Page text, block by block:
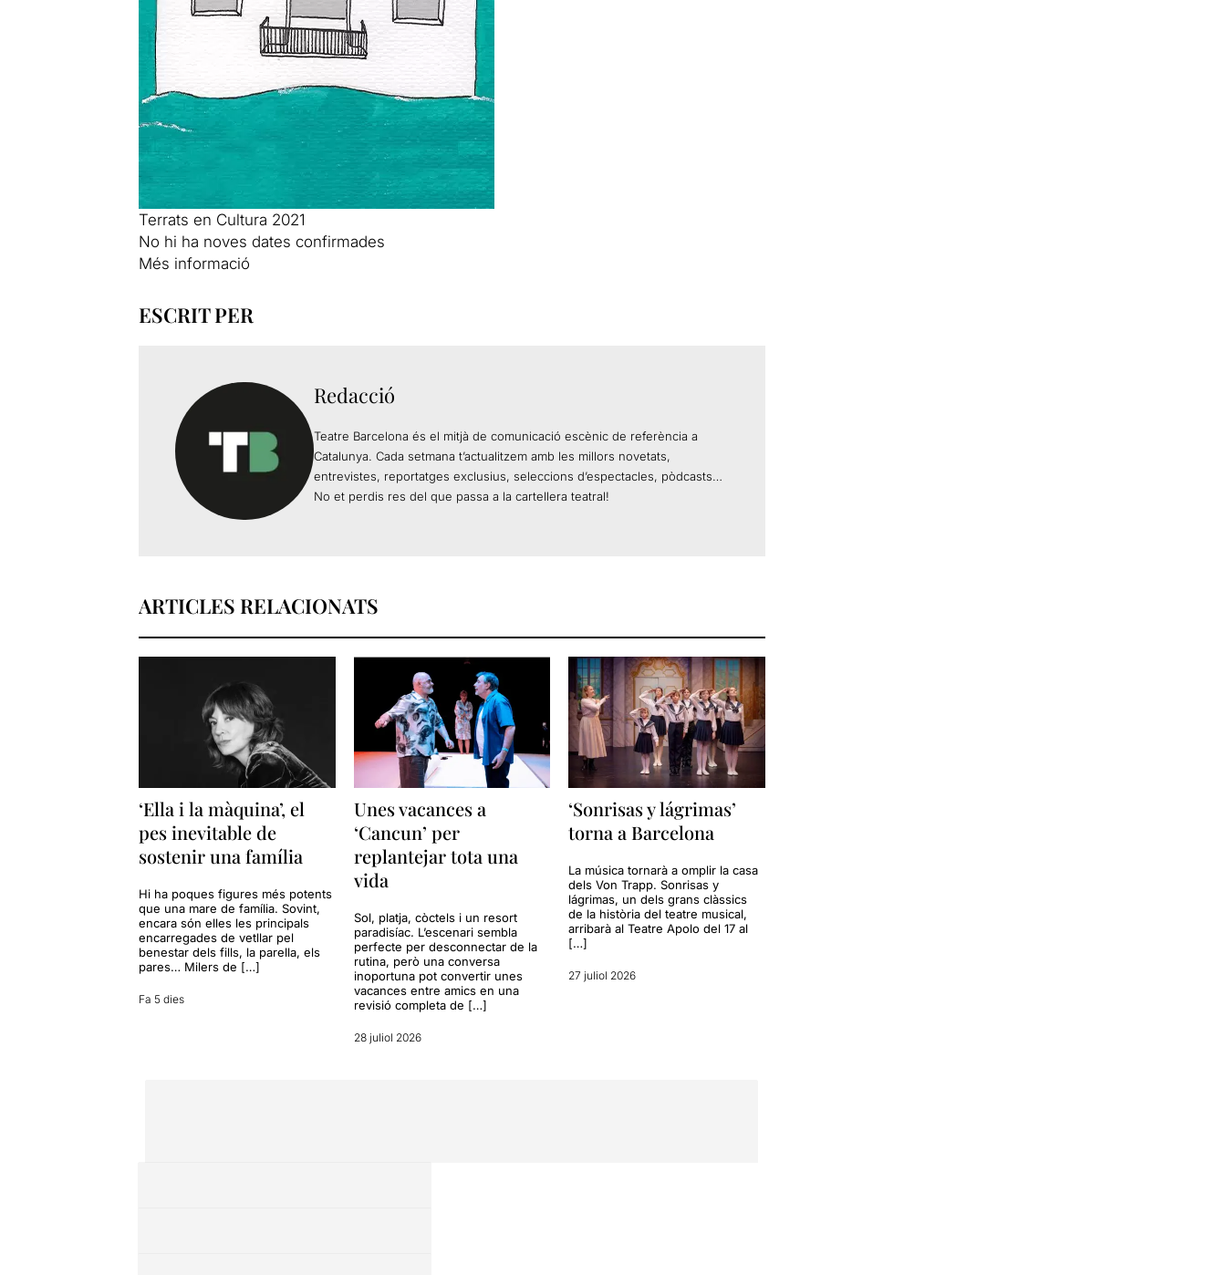
Terrats en Cultura 2021
No hi ha noves dates confirmades
Més informació
ESCRIT PER
Redacció
Teatre Barcelona és el mitjà de comunicació escènic de referència a
Catalunya. Cada setmana t’actualitzem amb les millors novetats,
entrevistes, reportatges exclusius, seleccions d’espectacles, pòdcasts…
No et perdis res del que passa a la cartellera teatral!
ARTICLES RELACIONATS
‘Ella i la màquina’, el
pes inevitable de
sostenir una família
Hi ha poques figures més potents
que una mare de família. Sovint,
encara són elles les principals
encarregades de vetllar pel
benestar dels fills, la parella, els
pares… Milers de […]
Fa 5 dies
Unes vacances a
‘Cancun’ per
replantejar tota una
vida
Sol, platja, còctels i un resort
paradisíac. L’escenari sembla
perfecte per desconnectar de la
rutina, però una conversa
inoportuna pot convertir unes
vacances entre amics en una
revisió completa de […]
28 juliol 2026
‘Sonrisas y lágrimas’
torna a Barcelona
La música tornarà a omplir la casa
dels Von Trapp. Sonrisas y
lágrimas, un dels grans clàssics
de la història del teatre musical,
arribarà al Teatre Apolo del 17 al
[…]
27 juliol 2026